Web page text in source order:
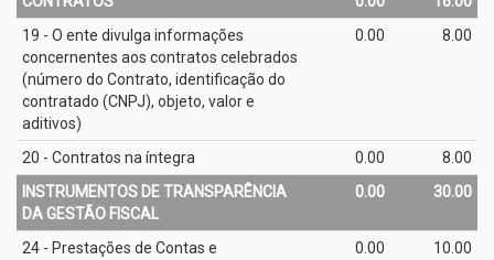
19 - O ente divulga informações
concernentes aos contratos celebrados
(número do Contrato, identificação do
contratado (CNPJ), objeto, valor e
aditivos)
0.00 8.00
20 - Contratos na íntegra 0.00
8.00
INSTRUMENTOS DE TRANSPARÊNCIA
DA GESTÃO FISCAL
0.00 30.00
24 - Prestações de Contas e
0.00 10.00